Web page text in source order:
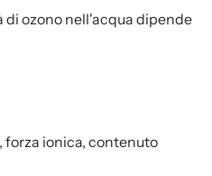
di ozono nell'acqua dipende
ionica, contenuto